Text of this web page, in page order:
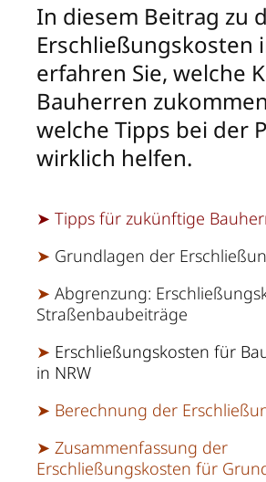
In diesem Beitrag zu
Erschließungskosten
erfahren Sie, welche
Bauherren
welche Tipps bei der
wirklich helfen.
➤Tipps für zukünftige
➤ Grundlagen der
➤ Abgrenzung:
Straßenbaubeiträge
➤ Erschließungskosten für
in NRW
➤ Berechnung der
➤Zusammenfassung der
Erschließungskosten für